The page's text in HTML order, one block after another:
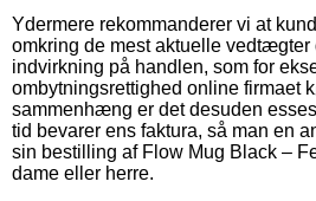
Ydermere rekommanderer vi at
omkring de mest aktuelle vedtægter
indvirkning på handlen, som for
ombytningsrettighed online firmaet
sammenhæng er det desuden
tid bevarer ens faktura, så man en
sin bestilling af Flow Mug Black –
dame eller herre.